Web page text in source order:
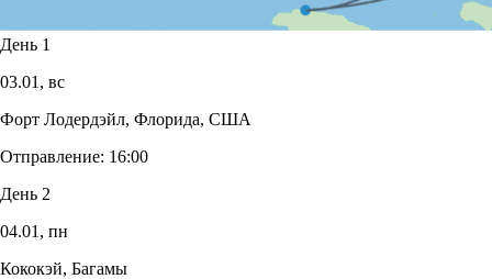
День 1
03.01, вс
Форт Лодердэйл, Флорида, США
Отправление: 16:00
День 2
04.01, пн
Кококэй, Багамы